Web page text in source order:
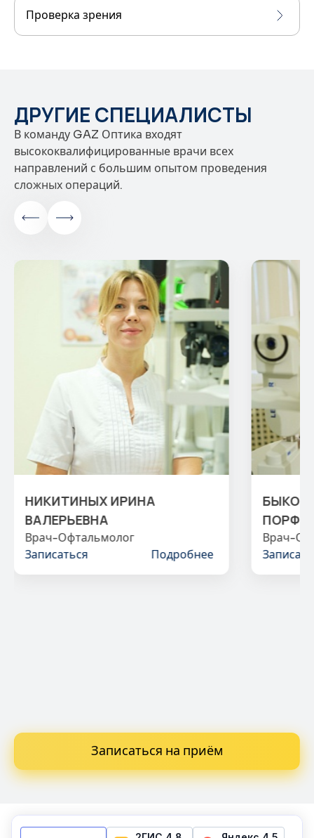
Проверка зрения
ДРУГИЕ СПЕЦИАЛИСТЫ
В команду GAZ Оптика входят
высококвалифицированные врачи всех
направлений с большим опытом проведения
сложных операций.
НИКИТИНЫХ ИРИНА
ВАЛЕРЬЕВНА
Врач-Офтальмолог
Записаться
Подробнее
Врач-
Записаться на приём